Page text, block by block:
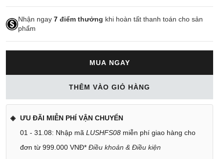
Nhận ngay 7 điểm thưởng khi hoàn tất thanh toán cho sản
phẩm
MUA NGAY
THÊM VÀO GIỎ HÀNG
ƯU ĐÃI MIỄN PHÍ VẬN CHUYỂN
01 - 31.08: Nhập mã LUSHFS08 miễn phí giao hàng cho
đơn từ 999.000 VNĐ* Điều khoản & Điều kiện